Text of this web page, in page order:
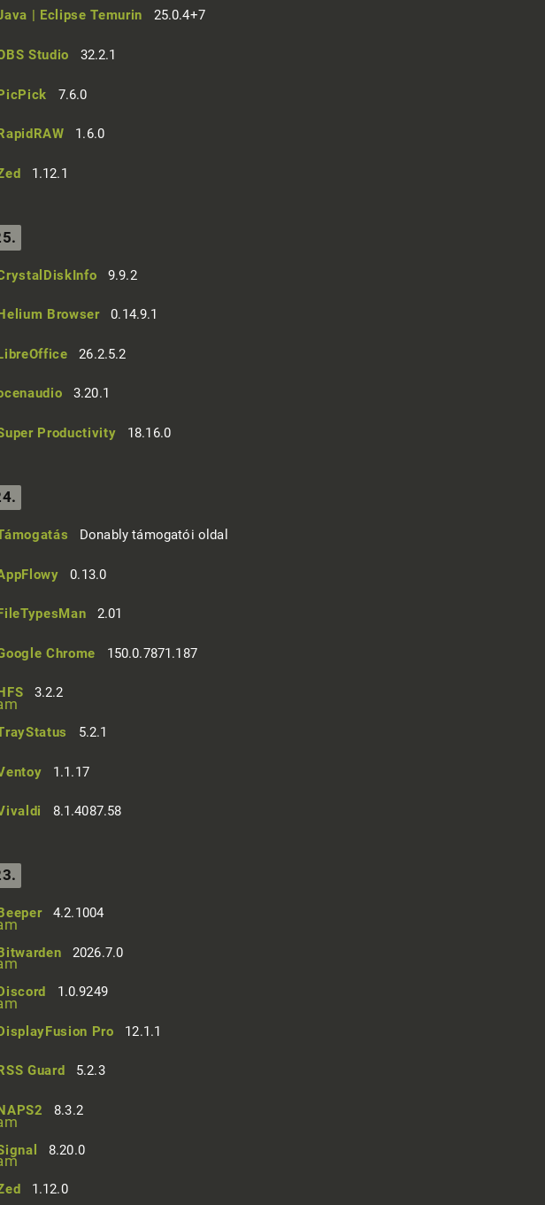
| Eclipse Temurin 25.0.4+7
Studio 32.2.1
7.6.0
1.6.0
1.12.1
9.9.2
Browser 0.14.9.1
26.2.5.2
3.20.1
Productivity 18.16.0
Donably támogatói oldal
0.13.0
2.01
Chrome 150.0.7871.187
3.2.2
5.2.1
1.1.17
8.1.4087.58
4.2.1004
2026.7.0
1.0.9249
Pro 12.1.1
Guard 5.2.3
8.3.2
8.20.0
1.12.0